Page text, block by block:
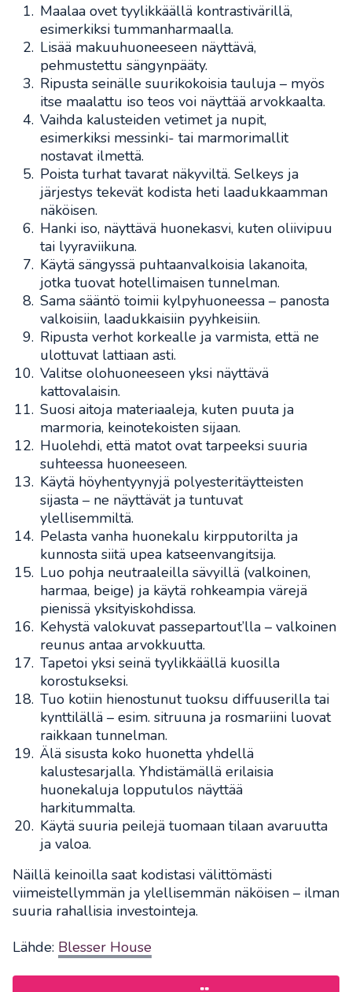
Maalaa ovet tyylikkäällä kontrastivärillä,
esimerkiksi tummanharmaalla.
Lisää makuuhuoneeseen näyttävä,
pehmustettu sängynpääty.
Ripusta seinälle suurikokoisia tauluja – myös
itse maalattu iso teos voi näyttää arvokkaalta.
Vaihda kalusteiden vetimet ja nupit,
esimerkiksi messinki- tai marmorimallit
nostavat ilmettä.
Poista turhat tavarat näkyviltä. Selkeys ja
järjestys tekevät kodista heti laadukkaamman
näköisen.
Hanki iso, näyttävä huonekasvi, kuten oliivipuu
tai lyyraviikuna.
Käytä sängyssä puhtaanvalkoisia lakanoita,
jotka tuovat hotellimaisen tunnelman.
Sama sääntö toimii kylpyhuoneessa – panosta
valkoisiin, laadukkaisiin pyyhkeisiin.
Ripusta verhot korkealle ja varmista, että ne
ulottuvat lattiaan asti.
Valitse olohuoneeseen yksi näyttävä
kattovalaisin.
Suosi aitoja materiaaleja, kuten puuta ja
marmoria, keinotekoisten sijaan.
Huolehdi, että matot ovat tarpeeksi suuria
suhteessa huoneeseen.
Käytä höyhentyynyjä polyesteritäytteisten
sijasta – ne näyttävät ja tuntuvat
ylellisemmiltä.
Pelasta vanha huonekalu kirpputorilta ja
kunnosta siitä upea katseenvangitsija.
Luo pohja neutraaleilla sävyillä (valkoinen,
harmaa, beige) ja käytä rohkeampia värejä
pienissä yksityiskohdissa.
Kehystä valokuvat passepartout’lla – valkoinen
reunus antaa arvokkuutta.
Tapetoi yksi seinä tyylikkäällä kuosilla
korostukseksi.
Tuo kotiin hienostunut tuoksu diffuuserilla tai
kynttilällä – esim. sitruuna ja rosmariini luovat
raikkaan tunnelman.
Älä sisusta koko huonetta yhdellä
kalustesarjalla. Yhdistämällä erilaisia
huonekaluja lopputulos näyttää
harkitummalta.
Käytä suuria peilejä tuomaan tilaan avaruutta
ja valoa.
Näillä keinoilla saat kodistasi välittömästi
viimeistellymmän ja ylellisemmän näköisen – ilman
suuria rahallisia investointeja.
Lähde: Blesser House